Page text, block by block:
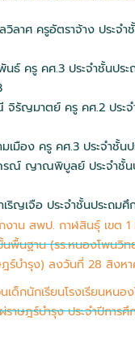
ลาศ ครูอัตราจ้าง ประจ
ธ์ ครู คศ.3 ประจำชั้นปร
รัญมาตย์ ครู คศ.2 ประจ
เมือง ครู คศ.3 ประจำชั้น
รณ์ ญาณพิบูลย์ ประจำชั้น
ริญเจือ ประจำชั้นประถม
งาน สพป. กาฬสินธุ์ เขต 1
พื้นฐาน (รร.หนองโพนวิท
ฎร์บำรุง) ลงวันที่ 28 สิงห
เด็กนักเรียนโรงเรียนหนอ
ราษฎร์บำรุง ประจำปีการ